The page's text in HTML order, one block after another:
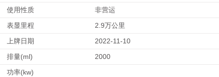
使用性质
非营运
表显里程
2.9万公里
上牌日期
2022-11-10
排量(ml)
2000
功率(kw)